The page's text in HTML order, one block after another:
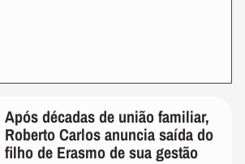
Após décadas de união familiar,
Roberto Carlos anuncia saída do
filho de Erasmo de sua gestão